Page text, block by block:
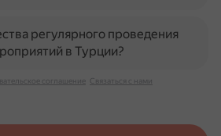
регулярного проведения
в Турции?
соглашение Связаться с нами